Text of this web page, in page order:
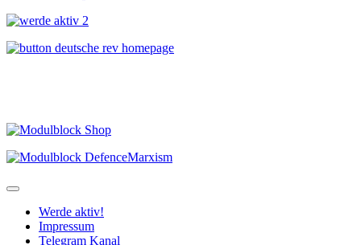
Werde aktiv!
Impressum
Telegram Kanal